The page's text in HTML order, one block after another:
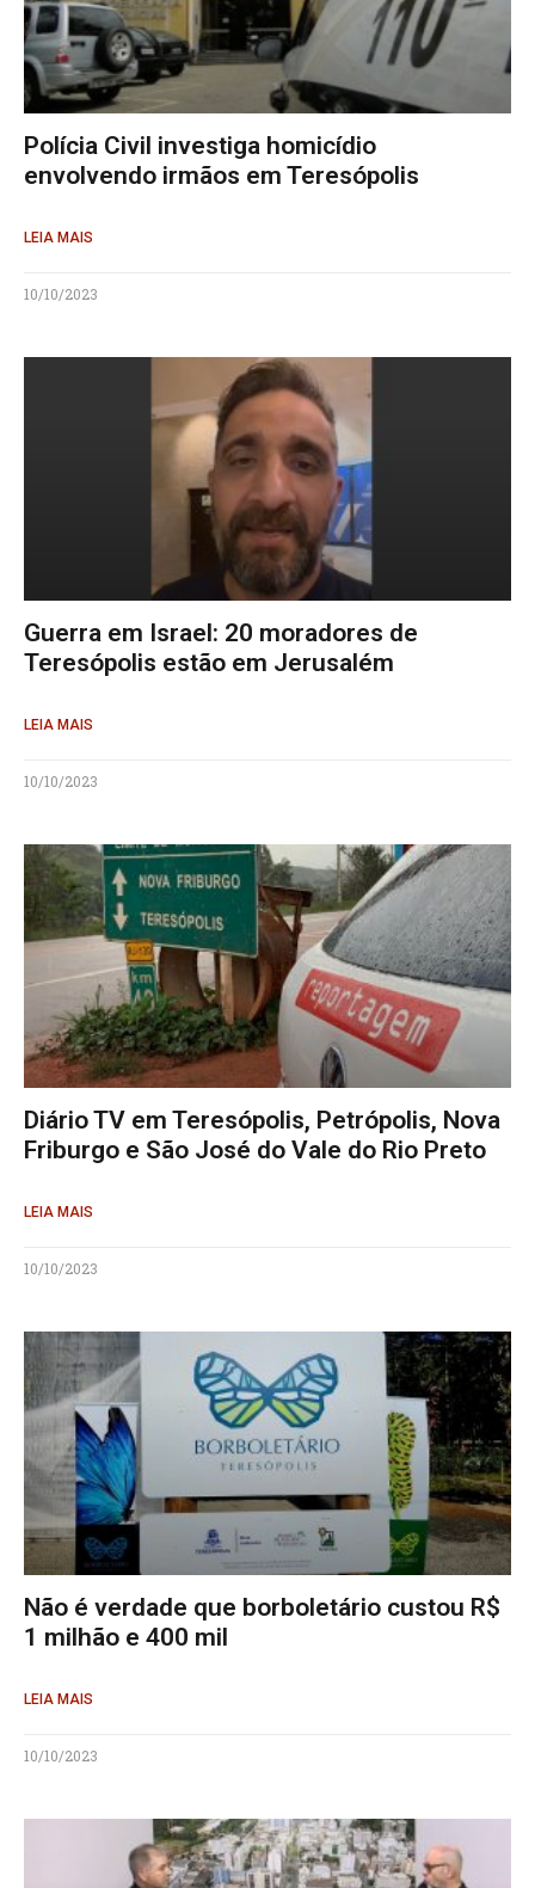
Polícia Civil investiga homicídio
envolvendo irmãos em Teresópolis
LEIA MAIS
10/10/2023
Guerra em Israel: 20 moradores de
Teresópolis estão em Jerusalém
LEIA MAIS
10/10/2023
Diário TV em Teresópolis, Petrópolis, Nova
Friburgo e São José do Vale do Rio Preto
LEIA MAIS
10/10/2023
Não é verdade que borboletário custou R$
1 milhão e 400 mil
LEIA MAIS
10/10/2023